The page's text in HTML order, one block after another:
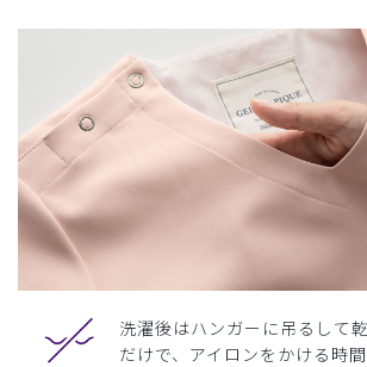
洗濯後はハンガーに吊るして
だけで、アイロンをかける時